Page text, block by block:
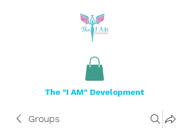
The "I AM" Development
Groups